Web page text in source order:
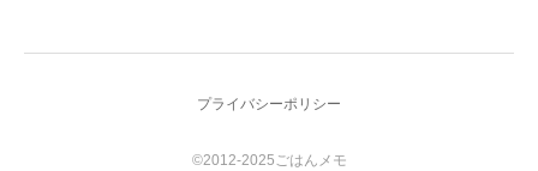
プライバシーポリシー
©2012-2025ごはんメモ